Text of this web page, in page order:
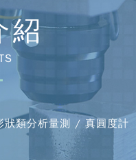
紹
類分析量測 / 真圓度計